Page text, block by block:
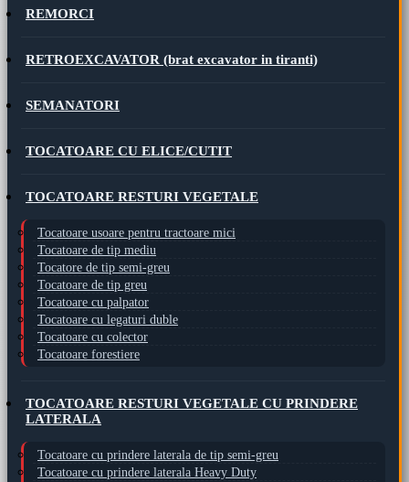
REMORCI
RETROEXCAVATOR (brat excavator in tiranti)
SEMANATORI
TOCATOARE CU ELICE/CUTIT
TOCATOARE RESTURI VEGETALE
Tocatoare usoare pentru tractoare mici
Tocatoare de tip mediu
Tocatore de tip semi-greu
Tocatoare de tip greu
Tocatoare cu palpator
Tocatoare cu legaturi duble
Tocatoare cu colector
Tocatoare forestiere
TOCATOARE RESTURI VEGETALE CU PRINDERE
LATERALA
Tocatoare cu prindere laterala de tip semi-greu
Tocatoare cu prindere laterala Heavy Duty